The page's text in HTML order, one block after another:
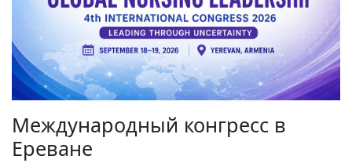
Международный конгресс в
Ереване